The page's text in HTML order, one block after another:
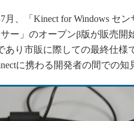
、「Kinect for Windows セ
サー」のオープンβ版が販売
あり市販に際しての最終仕様
に携わる開発者の間での知